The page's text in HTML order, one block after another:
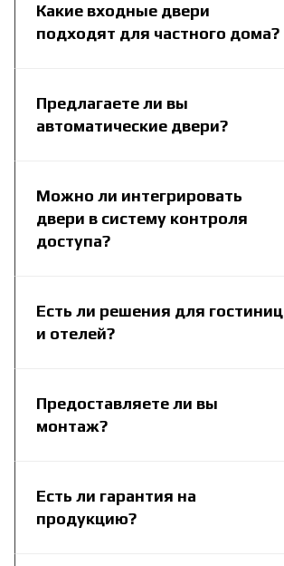
Какие входные двери
подходят для частного дома?
Предлагаете ли вы
автоматические двери?
Можно ли интегрировать
двери в систему контроля
доступа?
Есть ли решения для гостиниц
и отелей?
Предоставляете ли вы
монтаж?
Есть ли гарантия на
продукцию?